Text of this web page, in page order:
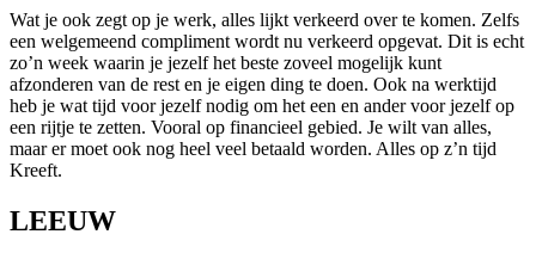
Wat je ook zegt op je werk, alles lijkt verkeerd over te komen. Zelfs
een welgemeend compliment wordt nu verkeerd opgevat. Dit is echt
zo’n week waarin je jezelf het beste zoveel mogelijk kunt
afzonderen van de rest en je eigen ding te doen. Ook na werktijd
heb je wat tijd voor jezelf nodig om het een en ander voor jezelf op
een rijtje te zetten. Vooral op financieel gebied. Je wilt van alles,
maar er moet ook nog heel veel betaald worden. Alles op z’n tijd
Kreeft.
LEEUW